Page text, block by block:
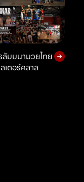
สัมมนามวยไทย
เตอร์คลาส